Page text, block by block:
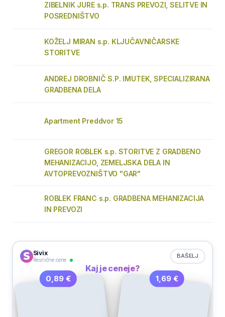
ZIBELNIK JURE s.p. TRANS PREVOZI, SELITVE IN
POSREDNIŠTVO
KOŽELJ MIRAN s.p. KLJUČAVNIČARSKE
STORITVE
ANDREJ DROBNIČ S.P. IMUTEK, SPECIALIZIRANA
GRADBENA DELA
Apartment Preddvor 15
GREGOR ROBLEK s.p. STORITVE Z GRADBENO
MEHANIZACIJO, ZEMELJSKA DELA IN
AVTOPREVOZNIŠTVO "GAR"
ROBLEK FRANC s.p. GRADBENA MEHANIZACIJA
IN PREVOZI
Sivix
Resnične cene
BAŠELJ
Kaj je ceneje?
0,89 € 1,69 €